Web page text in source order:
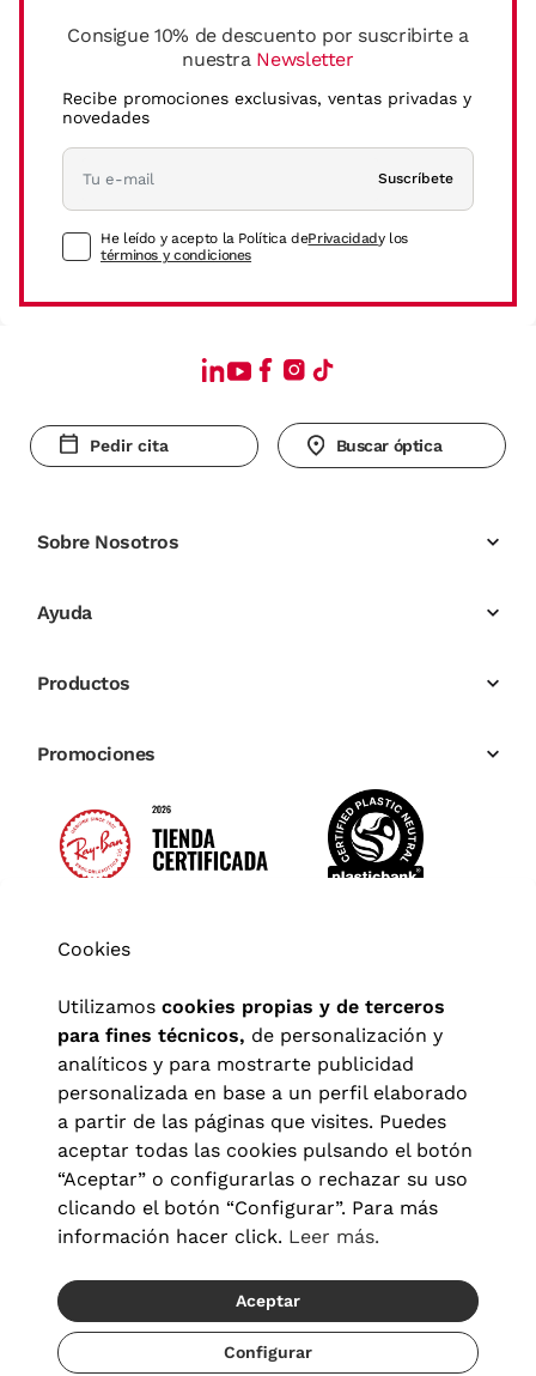
Consigue 10% de descuento por suscribirte a
nuestra Newsletter
Recibe promociones exclusivas, ventas privadas y
novedades
Suscríbete
He leído y acepto la Política dePrivacidady los
términos y condiciones
Pedir cita Buscar óptica
Sobre Nosotros
Ayuda
Productos
Promociones
Aviso legal| Política de privacidad Términos y condiciones
Política de cookies|Configuración de cookies
© 2026 Visionlab España
Cookies
Utilizamos cookies propias y de terceros
para fines técnicos, de personalización y
analíticos y para mostrarte publicidad
personalizada en base a un perfil elaborado
a partir de las páginas que visites. Puedes
aceptar todas las cookies pulsando el botón
“Aceptar” o configurarlas o rechazar su uso
clicando el botón “Configurar”. Para más
información hacer click. Leer más.
Aceptar
Configurar